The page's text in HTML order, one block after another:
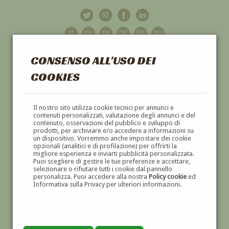
CONSENSO ALL'USO DEI
COOKIES
Il nostro sito utilizza cookie tecnici per annunci e
contenuti personalizzati, valutazione degli annunci e del
contenuto, osservazioni del pubblico e sviluppo di
prodotti, per archiviare e/o accedere a informazioni su
un dispositivo. Vorremmo anche impostare dei cookie
opzionali (analitici e di profilazione) per offrirti la
migliore esperienza e inviarti pubblicità personalizzata.
Puoi scegliere di gestire le tue preferenze e accettare,
selezionare o rifiutare tutti i cookie dal pannello
personalizza. Puoi accedere alla nostra Policy cookieed
Informativa sulla Privacy per ulteriori informazioni.
GALLERIAD'ARTE
DIPINTI E SCULTURE '800 E '900